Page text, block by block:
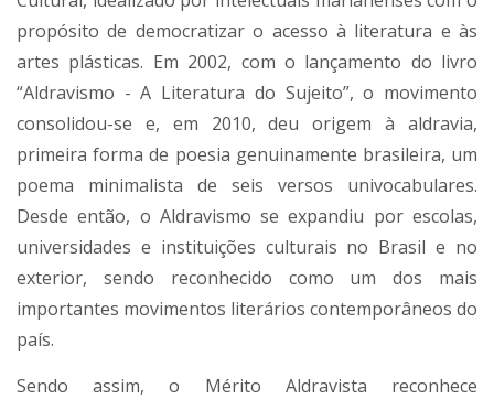
propósito de democratizar o acesso à literatura e às
artes plásticas. Em 2002, com o lançamento do livro
“Aldravismo - A Literatura do Sujeito”, o movimento
consolidou-se e, em 2010, deu origem à aldravia,
primeira forma de poesia genuinamente brasileira, um
poema minimalista de seis versos univocabulares.
Desde então, o Aldravismo se expandiu por escolas,
universidades e instituições culturais no Brasil e no
exterior, sendo reconhecido como um dos mais
importantes movimentos literários contemporâneos do
país.
Sendo assim, o Mérito Aldravista reconhece